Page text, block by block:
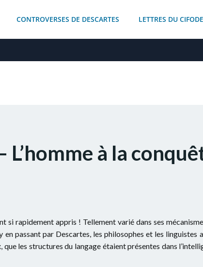
CONTROVERSES DE DESCARTES LETTRES DU
à la
si rapidement appris ! Tellement varié dans ses
en passant par Descartes, les philosophes et les
que les structures du langage étaient présentes dans